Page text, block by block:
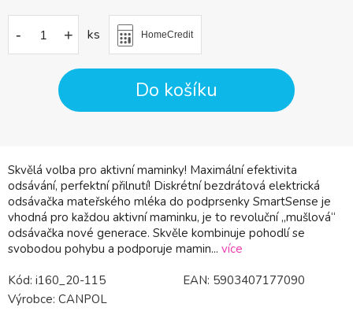
Skvělá volba pro aktivní maminky! Maximální efektivita
odsávání, perfektní přilnutí! Diskrétní bezdrátová elektrická
odsávačka mateřského mléka do podprsenky SmartSense je
vhodná pro každou aktivní maminku, je to revoluční „mušlová“
odsávačka nové generace. Skvěle kombinuje pohodlí se
svobodou pohybu a podporuje mamin... více
- + ks HomeCredit
Do košíku
Kód: i160_20-115 EAN: 5903407177090
Výrobce: CANPOL